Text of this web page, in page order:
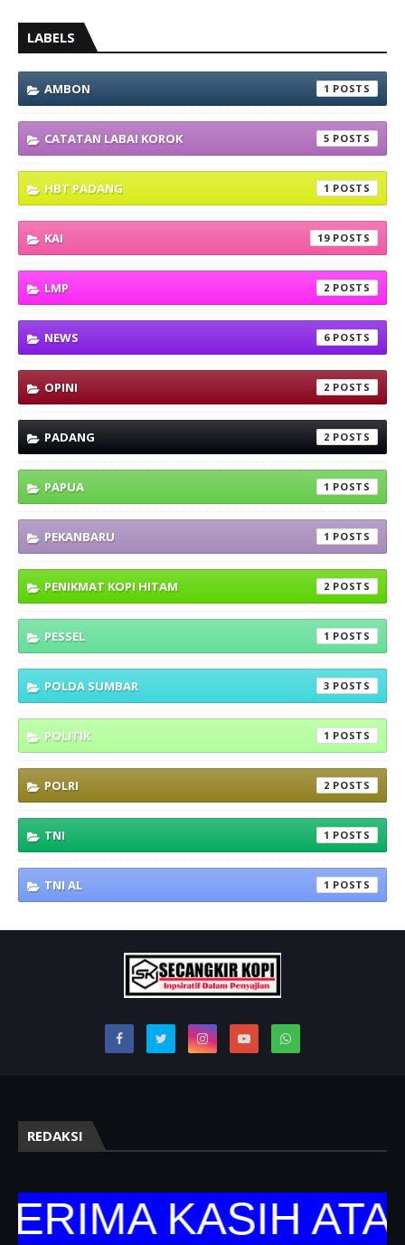
LABELS
AMBON 1
CATATAN LABAI KOROK 5
HBT PADANG 1
KAI 19
LMP 2
NEWS 6
OPINI 2
PADANG 2
PAPUA 1
PEKANBARU 1
PENIKMAT KOPI HITAM 2
PESSEL 1
POLDA SUMBAR 3
POLITIK 1
POLRI 2
TNI 1
TNI AL 1
REDAKSI
KASIH ATAS